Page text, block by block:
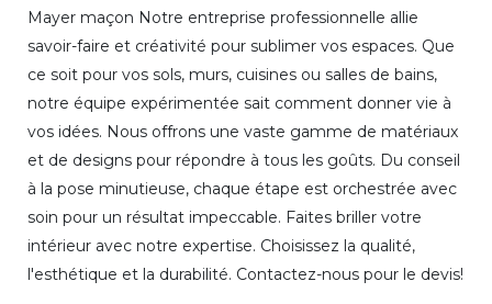
Mayer maçon Notre entreprise professionnelle allie
savoir-faire et créativité pour sublimer vos espaces. Que
ce soit pour vos sols, murs, cuisines ou salles de bains,
notre équipe expérimentée sait comment donner vie à
vos idées. Nous offrons une vaste gamme de matériaux
et de designs pour répondre à tous les goûts. Du conseil
à la pose minutieuse, chaque étape est orchestrée avec
soin pour un résultat impeccable. Faites briller votre
intérieur avec notre expertise. Choisissez la qualité,
l'esthétique et la durabilité. Contactez-nous pour le devis!